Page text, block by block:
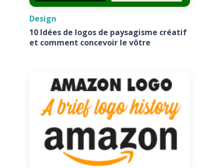
Design
10 Idées de logos de paysagisme créatif
et comment concevoir le vôtre